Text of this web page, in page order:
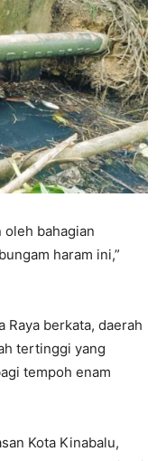
oleh bahagian
haram ini,”
Raya berkata, daerah
tertinggi yang
tempoh enam
Kota Kinabalu,